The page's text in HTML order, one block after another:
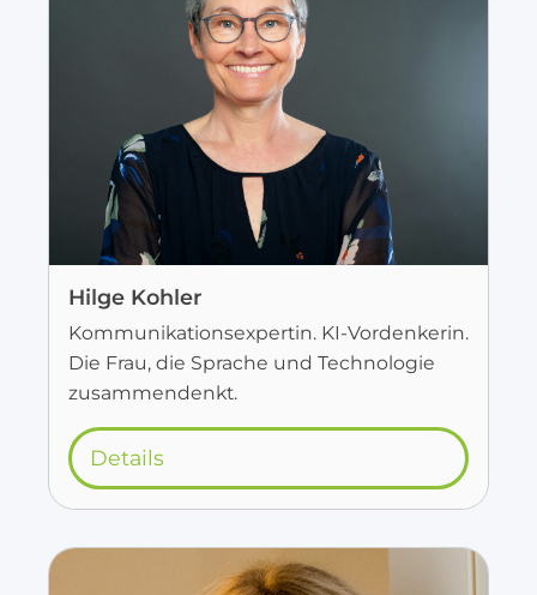
Hilge Kohler
Kommunikationsexpertin. KI-Vordenkerin.
Die Frau, die Sprache und Technologie
zusammendenkt.
Details